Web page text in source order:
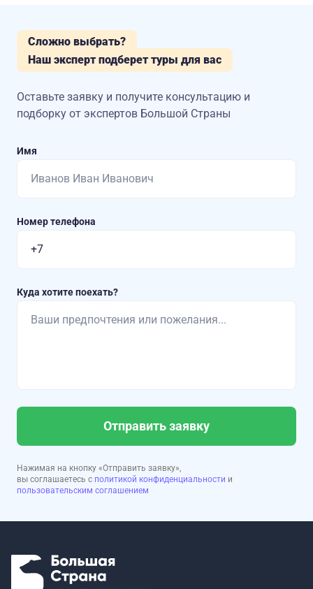
Сложно выбрать?
Наш эксперт подберет туры для вас
Оставьте заявку и получите консультацию и
подборку от экспертов Большой Страны
Имя
Номер телефона
Куда хотите поехать?
Отправить заявку
Нажимая на кнопку «Отправить заявку»,
вы соглашаетесь с политикой конфиденциальности и
пользовательским соглашением